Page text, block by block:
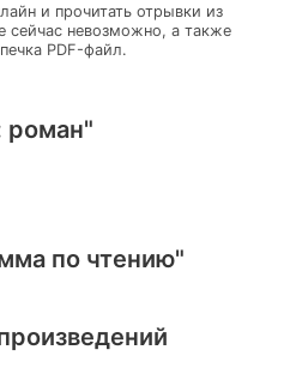
и прочитать отрывки из
сейчас невозможно, а также
PDF-файл.
роман"
по чтению"